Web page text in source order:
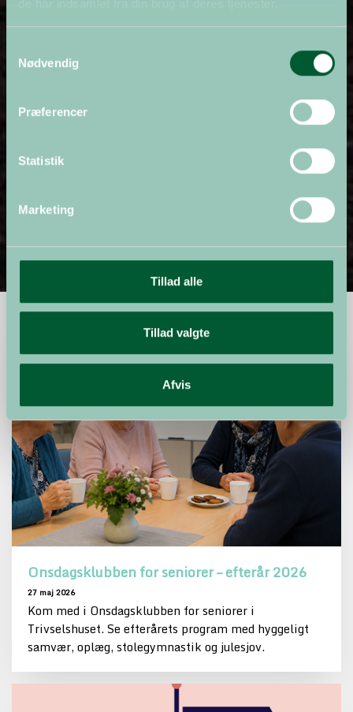
Nødvendig
Præferencer
Statistik
Marketing
Tillad alle
Tillad valgte
Afvis
Onsdagsklubben for seniorer – efterår 2026
27 maj 2026
Kom med i Onsdagsklubben for seniorer i
Trivselshuset. Se efterårets program med hyggeligt
samvær, oplæg, stolegymnastik og julesjov.